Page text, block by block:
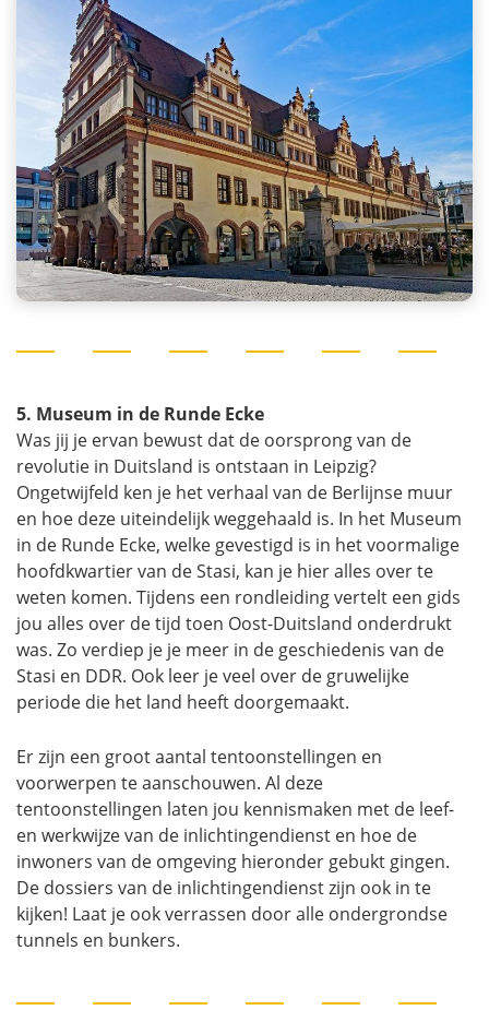
5. Museum in de Runde Ecke
Was jij je ervan bewust dat de oorsprong van de
revolutie in Duitsland is ontstaan in Leipzig?
Ongetwijfeld ken je het verhaal van de Berlijnse muur
en hoe deze uiteindelijk weggehaald is. In het Museum
in de Runde Ecke, welke gevestigd is in het voormalige
hoofdkwartier van de Stasi, kan je hier alles over te
weten komen. Tijdens een rondleiding vertelt een gids
jou alles over de tijd toen Oost-Duitsland onderdrukt
was. Zo verdiep je je meer in de geschiedenis van de
Stasi en DDR. Ook leer je veel over de gruwelijke
periode die het land heeft doorgemaakt.
Er zijn een groot aantal tentoonstellingen en
voorwerpen te aanschouwen. Al deze
tentoonstellingen laten jou kennismaken met de leef-
en werkwijze van de inlichtingendienst en hoe de
inwoners van de omgeving hieronder gebukt gingen.
De dossiers van de inlichtingendienst zijn ook in te
kijken! Laat je ook verrassen door alle ondergrondse
tunnels en bunkers.